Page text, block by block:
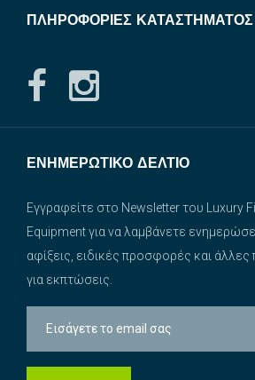
ΠΛΗΡΟΦΟΡΊΕΣ ΚΑΤΑΣΤΉΜΑΤΟΣ
ΕΝΗΜΕΡΩΤΙΚΌ ΔΕΛΤΊΟ
Εγγραφείτε στο Newsletter του Luxury
Equipment για να λαμβάνετε
αφίξεις, ειδικές προσφορές και
για εκπτώσεις.